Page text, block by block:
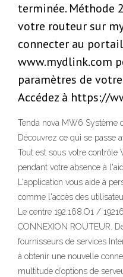
terminée. Méthode
votre routeur sur
connecter au
www.mydlink.com
paramètres de
Accédez à https://
Tenda nova MW6 Système
Découvrez ce qui se passe
Tout est sous votre contrôle
pendant votre absence à
L'application vous aide à
comme l'accès des
Le centre 192.168.O1 /
CONNEXION ROUTEUR.
fournisseurs de services
à obtenir une nouvelle
multitude d’options de